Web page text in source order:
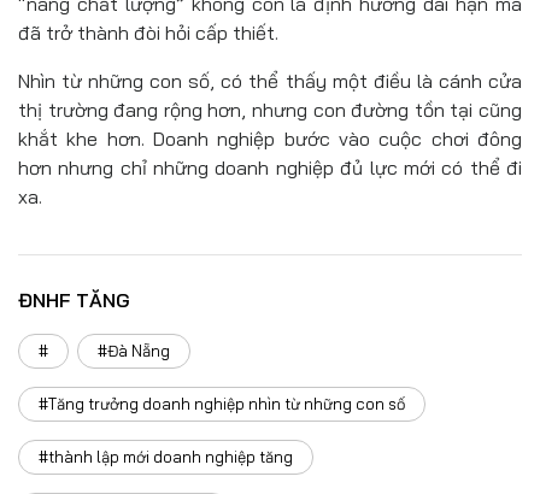
đã trở thành đòi hỏi cấp thiết.
Nhìn từ những con số, có thể thấy một điều là cánh cửa
thị trường đang rộng hơn, nhưng con đường tồn tại cũng
khắt khe hơn. Doanh nghiệp bước vào cuộc chơi đông
hơn nhưng chỉ những doanh nghiệp đủ lực mới có thể đi
xa.
ĐNHF TĂNG
# #Đà Nẵng
#Tăng trưởng doanh nghiệp nhìn từ những con số
#thành lập mới doanh nghiệp tăng